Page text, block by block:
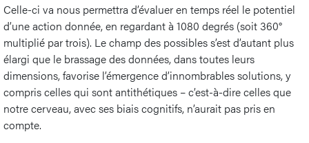
Celle-ci va nous permettra d’évaluer en temps réel le potentiel
d’une action donnée, en regardant à 1080 degrés (soit 360°
multiplié par trois). Le champ des possibles s’est d’autant plus
élargi que le brassage des données, dans toutes leurs
dimensions, favorise l’émergence d’innombrables solutions, y
compris celles qui sont antithétiques – c’est-à-dire celles que
notre cerveau, avec ses biais cognitifs, n’aurait pas pris en
compte.